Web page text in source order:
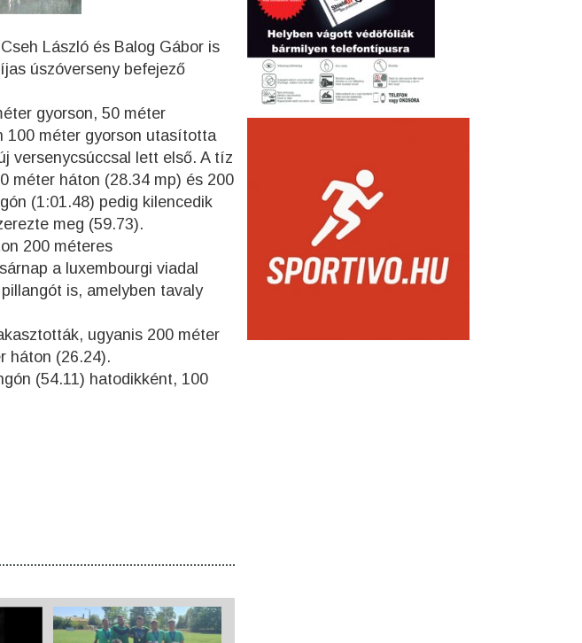
László és Balog Gábor is
úszóverseny befejező
gyorson, 50 méter
100 méter gyorson utasította
versenycsúccsal lett első. A tíz
méter háton (28.34 mp) és 200
(1:01.48) pedig kilencedik
meg (59.73).
200 méteres
a luxembourgi viadal
is, amelyben tavaly
ugyanis 200 méter
háton (26.24).
(54.11) hatodikként, 100